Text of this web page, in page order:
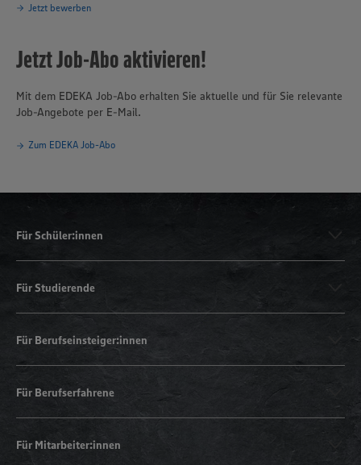
Jetzt bewerben
Jetzt Job-Abo aktivieren!
Mit dem EDEKA Job-Abo erhalten Sie aktuelle und für Sie relevante
Job-Angebote per E-Mail.
Zum EDEKA Job-Abo
Für Schüler:innen
Für Studierende
Für Berufseinsteiger:innen
Für Berufserfahrene
Für Mitarbeiter:innen